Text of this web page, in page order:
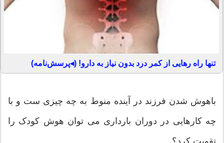
تنها راه رهایی از کمر درد بدون نیاز به دارو! (◂پرسش‌نامه)
باهوش شدن فرزند در آینده منوط به چه چیزی ست و با
چه کارهایی در دوران بارداری می توان هوش کودک را